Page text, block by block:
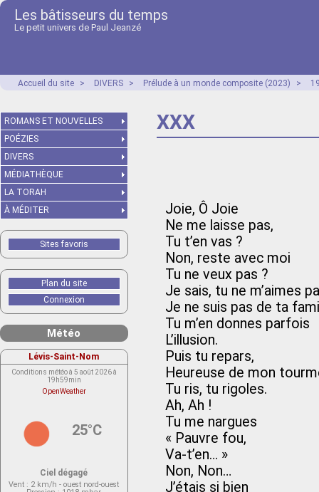
Les bâtisseurs du temps
Le petit univers de Paul Jeanzé
Accueil du site > DIVERS > Prélude à un monde composite (2023) >
XXX
Joie, Ô Joie
Ne me laisse pas,
Tu t’en vas ?
Non, reste avec moi
Tu ne veux pas ?
Je sais, tu ne m’aimes
Je ne suis pas de ta
Tu m’en donnes parfois
L’illusion.
Puis tu repars,
Heureuse de mon
Tu ris, tu rigoles.
Ah, Ah !
Tu me nargues
« Pauvre fou,
Va-t’en… »
Non, Non…
J’étais si bien
ROMANS ET NOUVELLES
POÉZIES
DIVERS
MÉDIATHÈQUE
LA TORAH
À MÉDITER
Sites favoris
Plan du site
Connexion
Météo
Lévis-Saint-Nom
Conditions météo à 5 août 2026 à
19h59min
OpenWeather
25°C
Ciel dégagé
Vent : 2 km/h - ouest nord-ouest